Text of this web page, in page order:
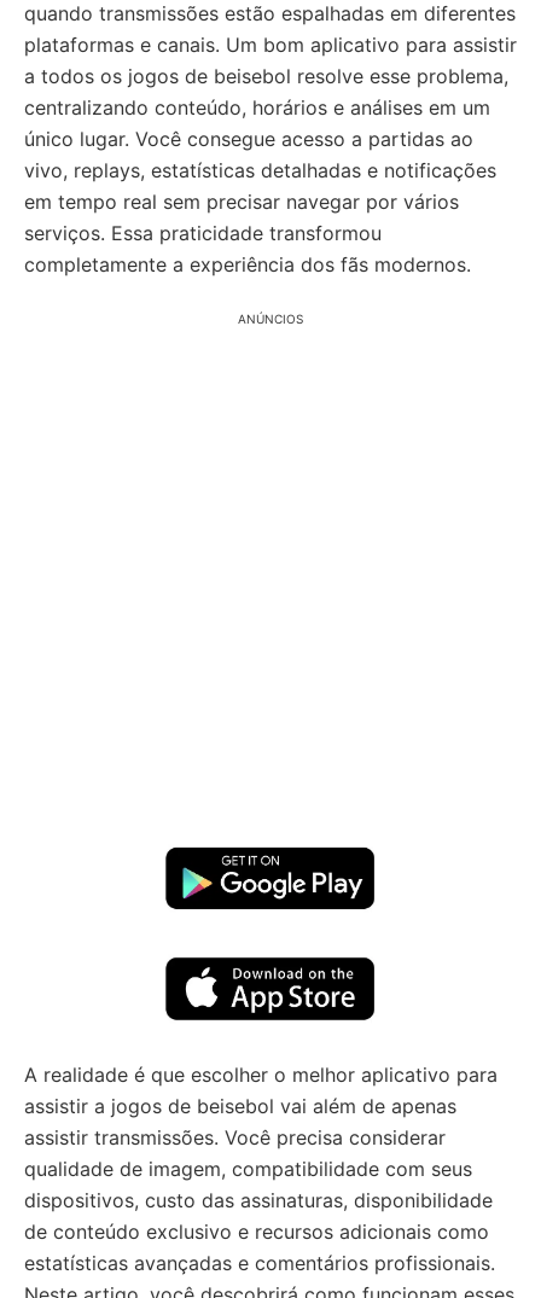
quando transmissões estão espalhadas em diferentes
plataformas e canais. Um bom aplicativo para assistir
a todos os jogos de beisebol resolve esse problema,
centralizando conteúdo, horários e análises em um
único lugar. Você consegue acesso a partidas ao
vivo, replays, estatísticas detalhadas e notificações
em tempo real sem precisar navegar por vários
serviços. Essa praticidade transformou
completamente a experiência dos fãs modernos.
ANÚNCIOS
A realidade é que escolher o melhor aplicativo para
assistir a jogos de beisebol vai além de apenas
assistir transmissões. Você precisa considerar
qualidade de imagem, compatibilidade com seus
dispositivos, custo das assinaturas, disponibilidade
de conteúdo exclusivo e recursos adicionais como
estatísticas avançadas e comentários profissionais.